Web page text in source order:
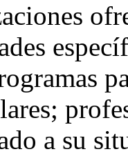
a su